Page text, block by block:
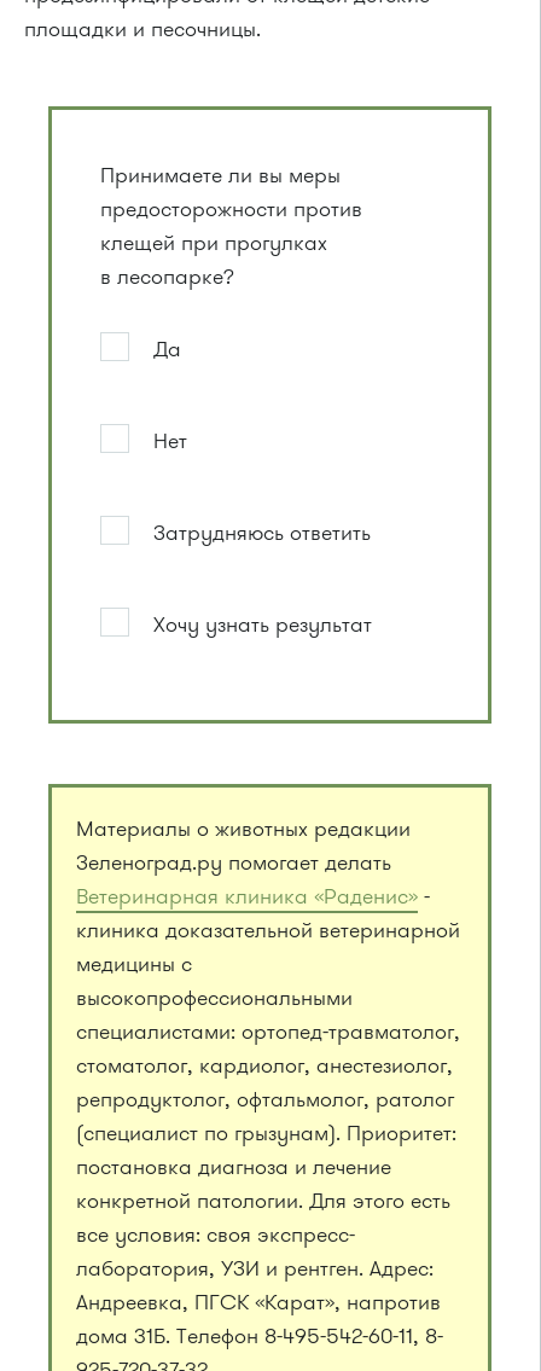
площадки и песочницы.
Принимаете ли вы меры
предосторожности против
клещей при прогулках
в лесопарке?
Да
Нет
Затрудняюсь ответить
Хочу узнать результат
Материалы о животных редакции
Зеленоград.ру помогает делать
Ветеринарная клиника «Раденис» -
клиника доказательной ветеринарной
медицины с
высокопрофессиональными
специалистами: ортопед-травматолог,
стоматолог, кардиолог, анестезиолог,
репродуктолог, офтальмолог, ратолог
(специалист по грызунам). Приоритет:
постановка диагноза и лечение
конкретной патологии. Для этого есть
все условия: своя экспресс-
лаборатория, УЗИ и рентген. Адрес:
Андреевка, ПГСК «Карат», напротив
дома 31Б. Телефон 8-495-542-60-11, 8-